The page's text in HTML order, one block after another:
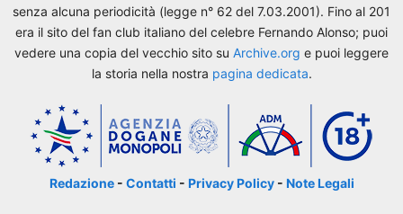
senza alcuna periodicità (legge n° 62 del 7.03.2001). Fino al 201
era il sito del fan club italiano del celebre Fernando Alonso; puoi
vedere una copia del vecchio sito su Archive.org e puoi leggere
la storia nella nostra pagina dedicata.
Redazione- Contatti - Privacy Policy- Note Legali